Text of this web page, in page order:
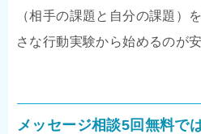
（相手の課題と自分の課題）
さな行動実験から始めるのが
メッセージ相談5回無料で